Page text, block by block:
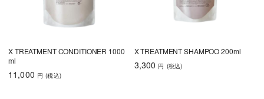
X TREATMENT CONDITIONER 1000
ml
11,000 円 (税込)
X TREATMENT SHAMPOO 200ml
3,300 円 (税込)